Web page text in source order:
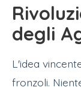
degli
L'idea
fronzoli.